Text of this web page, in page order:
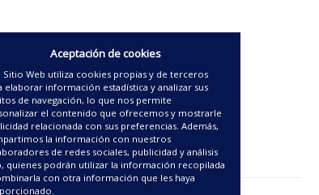
Aceptación de cookies
Sitio Web utiliza cookies propias y de terceros
elaborar información estadística y analizar sus
de navegación, lo que nos permite
el contenido que ofrecemos y mostrarle
relacionada con sus preferencias. Además,
la información con nuestros
de redes sociales, publicidad y análisis
quienes podrán utilizar la información recopilada
con otra información que les haya